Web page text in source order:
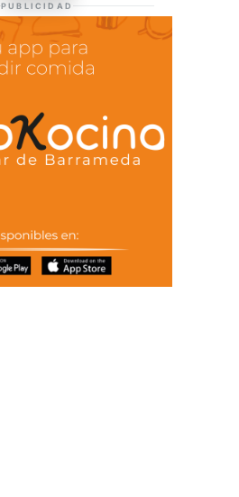
TIENDA DE
BARRAMEDIA
PUBLICIDAD